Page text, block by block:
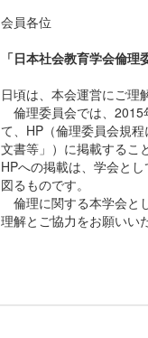
会員各位
倫理
「日本社会教育学会倫
日頃は、本会運営にご理
倫理委員会では、2015
て、HP（倫理委員会規
文書等」）に掲載するこ
HPへの掲載は、学会と
図るものです。
倫理に関する本学会と
理解とご協力をお願いい